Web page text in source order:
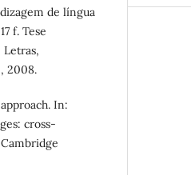
de língua
f. Tese
Letras,
2008.
In:
cross-